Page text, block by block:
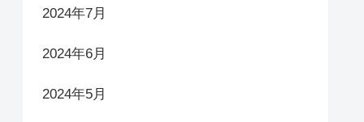
2024年7月
2024年6月
2024年5月